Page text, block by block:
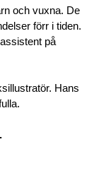
och vuxna. De
förr i tiden.
på
Hans